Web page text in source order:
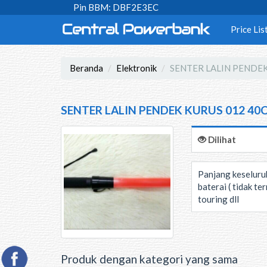
Pin BBM: DBF2E3EC
Price
Beranda Elektronik SENTER LALIN
SENTER LALIN PENDEK KURUS 012
Dilihat
Panjang
baterai ( tidak
touring dll
Produk dengan kategori yang sama